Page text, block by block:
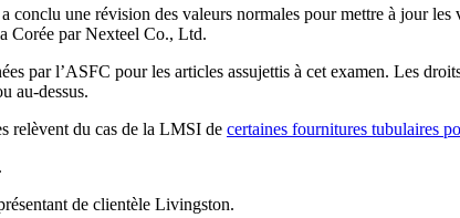
une révision des valeurs normales pour mettre à jour
Corée par Nexteel Co., Ltd.
par l’ASFC pour les articles assujettis à cet examen. Les
au-dessus.
relèvent du cas de la LMSI de certaines fournitures tubulaires
.
de clientèle Livingston.